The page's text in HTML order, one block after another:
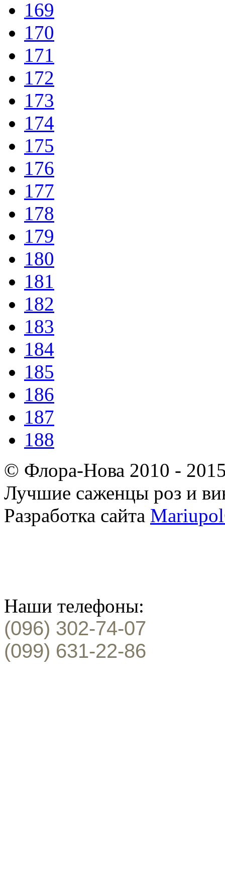
169
170
171
172
173
174
175
176
177
178
179
180
181
182
183
184
185
186
187
188
© Флора-Нова 2010 -
Лучшие саженцы роз и
Разработка сайта
Наши телефоны:
(096) 302-74-07
(099) 631-22-86